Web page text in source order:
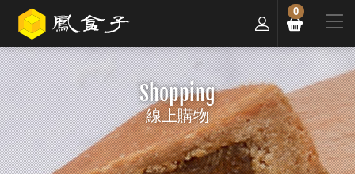
0
Shopping
線上購物